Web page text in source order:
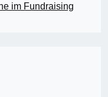
im Fundraising